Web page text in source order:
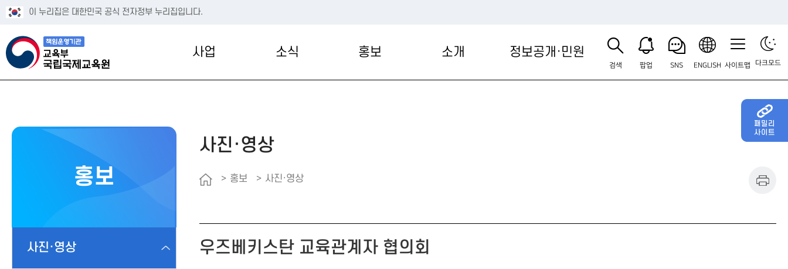
이 누리집은 대한민국 공식 전자정부 누리집입니다.
사업 소식 홍보 소개 정보공개·민원
검색 팝업 SNS ENGLISH 사이트맵 다크모드
패밀리
사이트
홍보
사진·영상
사진·영상
홍보 사진·영상
우즈베키스탄 교육관계자 협의회